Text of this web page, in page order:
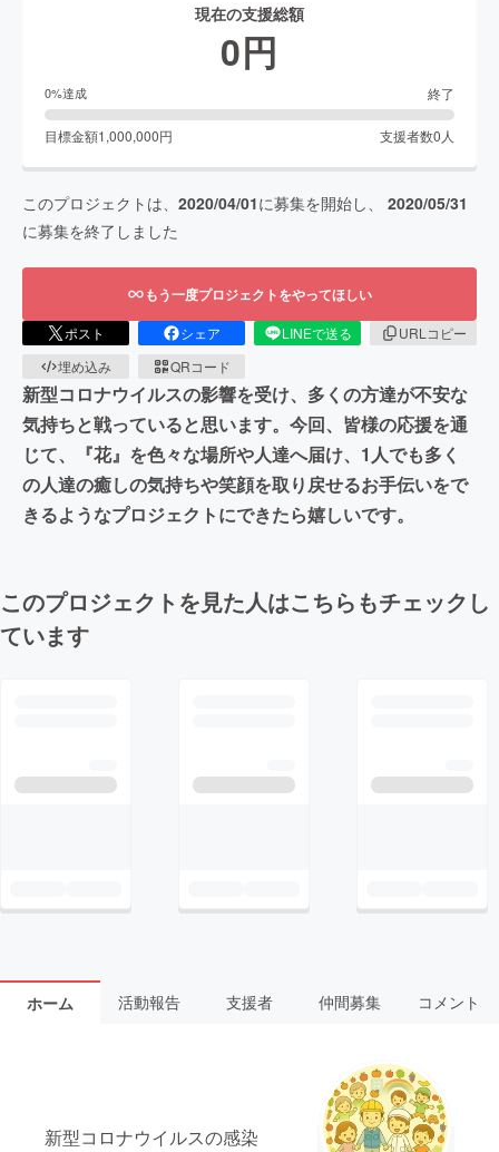
現在の支援総額
0円
0%達成 終了
目標金額1,000,000円 支援者数0 人
このプロジェクトは、 2020/04/01に募集を開始し、 2020/05/31
に募集を終了しました
もう一度プロジェクトをやってほしい
ポスト シェア LINEで送る
URLコピー
埋め込み
QRコード
新型コロナウイルスの影響を受け、多くの方達が不安な
気持ちと戦っていると思います。今回、皆様の応援を通
じて、『花』を色々な場所や人達へ届け、1人でも多く
の人達の癒しの気持ちや笑顔を取り戻せるお手伝いをで
きるようなプロジェクトにできたら嬉しいです。
このプロジェクトを見た人はこちらもチェックし
ています
ホーム 活動報告 支援者 仲間募集 コメント
新型コロナウイルスの感染